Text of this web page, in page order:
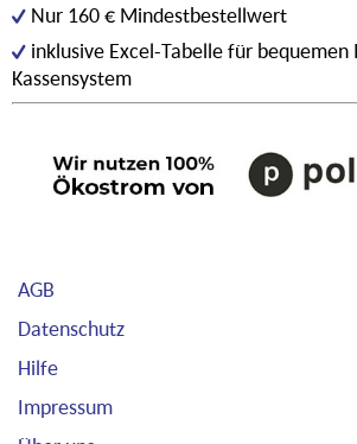
Nur 160 € Mindestbestellwert
inklusive Excel-Tabelle für
Kassensystem
AGB
Datenschutz
Hilfe
Impressum